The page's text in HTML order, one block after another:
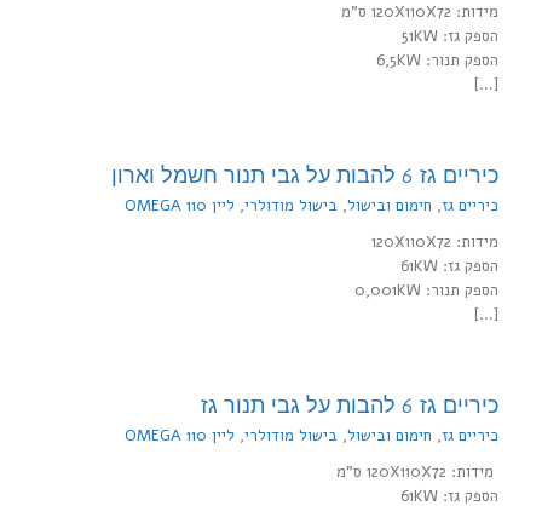
מידות: 120X110X72 ס"מ
הספק גז: 51KW
הספק תנור: 6,5KW
[…]
כיריים גז 6 להבות על גבי תנור חשמל וארון
כיריים גז, חימום ובישול, בישול מודולרי, ליין 110 OMEGA
מידות: 120X110X72
הספק גז: 61KW
הספק תנור: 0,001KW
[…]
כיריים גז 6 להבות על גבי תנור גז
כיריים גז, חימום ובישול, בישול מודולרי, ליין 110 OMEGA
מידות: 120X110X72 ס"מ
הספק גז: 61KW